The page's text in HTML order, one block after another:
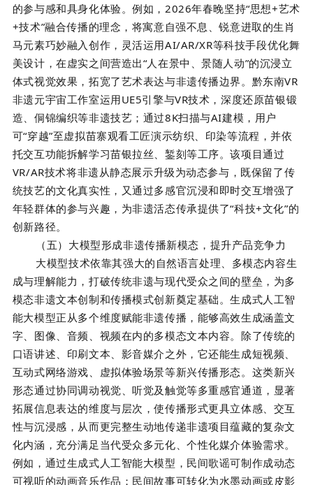
的参与感和具身化体验。例如，2026年春晚坚持“思想+艺术
+技术”融合传播的理念，将寓意自强不息、锐意进取的生肖
马元素巧妙融入创作，灵活运用AI/AR/XR等科技手段优化舞
美设计，在虚实之间营造出“人在景中、景随人动”的沉浸立
体式视觉效果，拓宽了艺术表达与非遗传播边界。黔东南VR
非遗元宇宙工作室运用UE5引擎与VR技术，深度还原苗银锻
造、侗锦编织等非遗技艺；通过8K扫描与AI建模，用户
可“穿越”至虚拟苗寨观看工匠演示纺织、印染等流程，并依
托交互功能拆解学习苗银拉丝、錾刻等工序。该项目通过
VR/AR技术将非遗从静态展示升级为动态参与，既保留了传
统技艺的文化真实性，又通过多感官沉浸和即时交互增强了
年轻群体的参与兴趣，为非遗活态传承提供了“科技+文化”的
创新路径。
（五）大模型形成非遗传播新模态，提升产品竞争力
大模型技术依靠其强大的自然语言处理、多模态内容生
成与理解能力，打破传统非遗与现代受众之间的壁垒，为多
模态非遗文本创制和传播模式创新奠定基础。生成式人工智
能大模型正从多个维度赋能非遗传播，能够高效生成涵盖文
字、图像、音频、视频在内的多模态文本内容。除了传统的
口语讲述、印刷文本、影音媒介之外，它还能生成短视频、
互动式网络游戏、虚拟体验场景等新兴传播形态。这类新兴
形态通过协同调动视觉、听觉及触觉等多重感官通道，显著
拓展信息表达的维度与层次，使传播形式更具立体感、交互
性与沉浸感，从而更完整生动地传递非遗项目蕴藏的复杂文
化内涵，充分满足当代受众多元化、个性化媒介体验需求。
例如，通过生成式人工智能大模型，民间歌谣可制作成动态
可视听的动画音乐作品；民间故事可转化为水墨动画或皮影